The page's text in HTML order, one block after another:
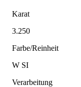
Karat
3.250
Farbe/Reinheit
W SI
Verarbeitung